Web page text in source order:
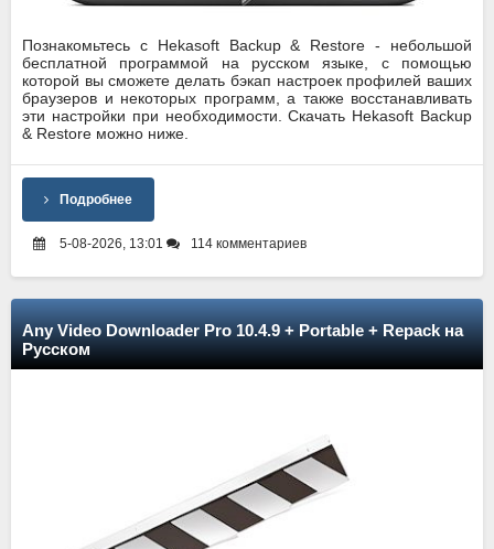
Познакомьтесь с Hekasoft Backup & Restore - небольшой
бесплатной программой на русском языке, с помощью
которой вы сможете делать бэкап настроек профилей ваших
браузеров и некоторых программ, а также восстанавливать
эти настройки при необходимости. Cкачать Hekasoft Backup
& Restore можно ниже.
Подробнее
5-08-2026, 13:01 114 комментариев
Any Video Downloader Pro 10.4.9 + Portable + Repack на
Русском